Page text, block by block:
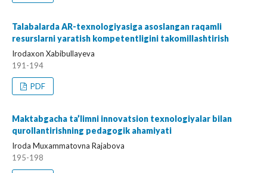
Talabalarda AR-texnologiyasiga asoslangan raqamli
resurslarni yaratish kompetentligini takomillashtirish
Irodaxon Xabibullayeva
191-194
PDF
Maktabgacha ta’limni innovatsion texnologiyalar bilan
qurollantirishning pedagogik ahamiyati
Iroda Muxammatovna Rajabova
195-198